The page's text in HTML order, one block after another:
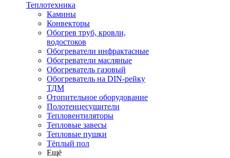
Теплотехника
Камины
Конвекторы
Обогрев труб, кровли,
водостоков
Обогреватели инфрактасные
Обогреватели масляные
Обогреватель газовый
Обогреватель на DIN-рейку
ТДМ
Отопительное оборудование
Полотенцесушители
Тепловентиляторы
Тепловые завесы
Тепловые пушки
Тёплый пол
Ещё